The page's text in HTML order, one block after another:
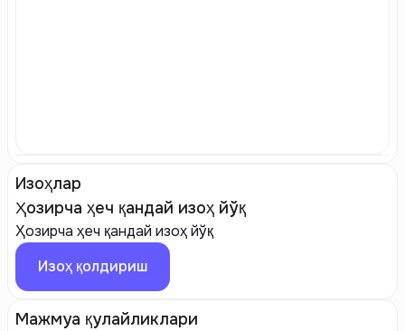
Изоҳлар
Ҳозирча ҳеч қандай изоҳ йўқ
Ҳозирча ҳеч қандай изоҳ йўқ
Изоҳ қолдириш
Мажмуа қулайликлари